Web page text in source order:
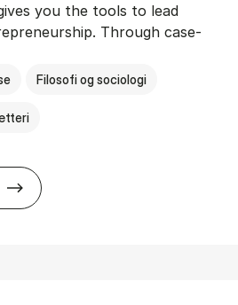
you the tools to lead
Through case-
Filosofi og sociologi
MSSc in Or­gan­isa­tion­al